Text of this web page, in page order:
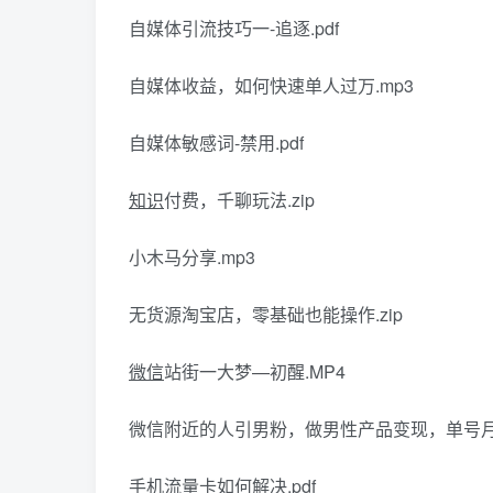
自媒体引流技巧一-追逐.pdf
自媒体收益，如何快速单人过万.mp3
自媒体敏感词-禁用.pdf
知识付费，千聊玩法.zip
小木马分享.mp3
无货源淘宝店，零基础也能操作.zip
微信站街一大梦—初醒.MP4
微信附近的人引男粉，做男性产品变现，单号
手机流量卡如何解决.pdf